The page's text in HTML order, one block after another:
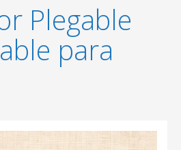
Plegable
para